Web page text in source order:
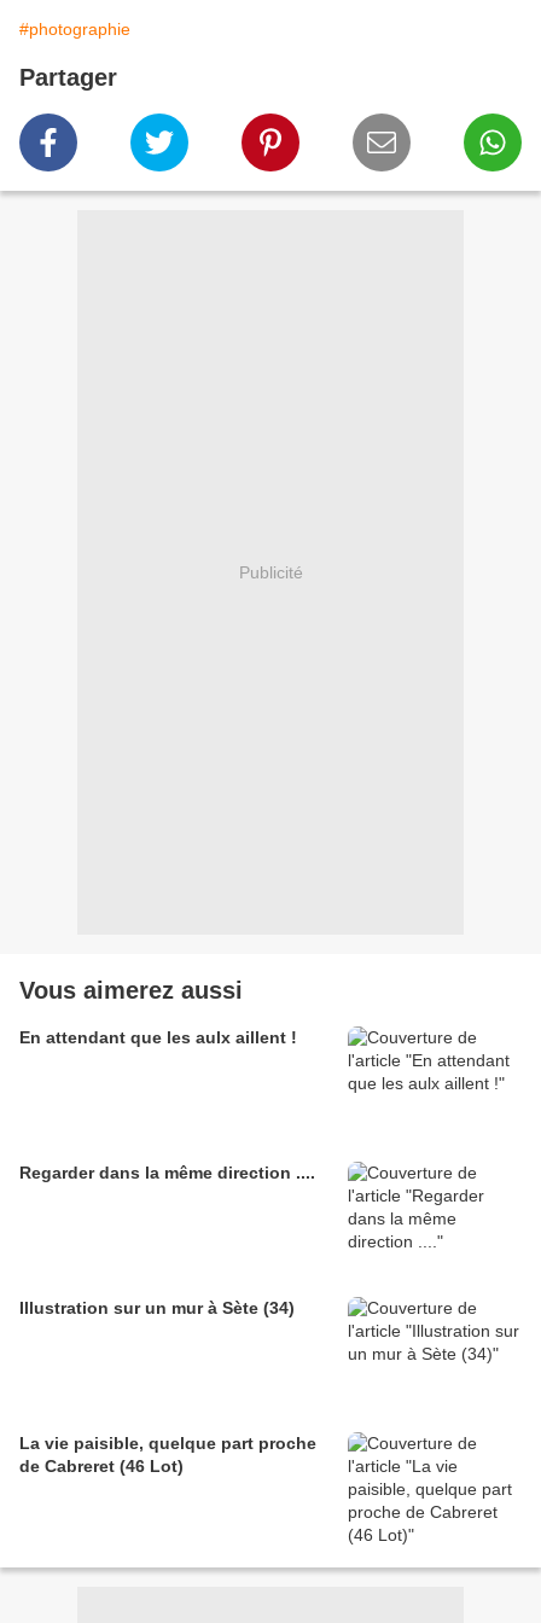
#photographie
Partager
Publicité
Vous aimerez aussi
En attendant que les aulx aillent !
Regarder dans la même direction ....
Illustration sur un mur à Sète (34)
La vie paisible, quelque part proche
de Cabreret (46 Lot)